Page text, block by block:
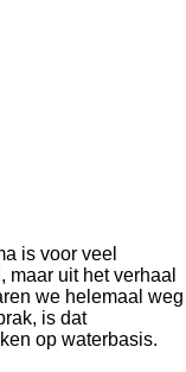
is voor veel
uit het verhaal
we helemaal weg
is dat
op waterbasis.